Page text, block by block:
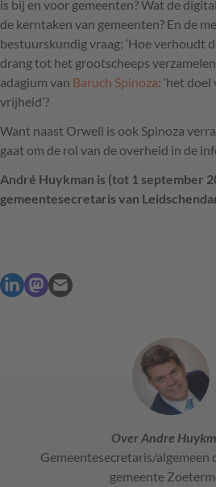
is bij en voor gemeenten? Wat de
de kerntaken van gemeenten? En de
bestuurskundig vraag; ‘Hoe verhoudt
drang tot het grootscheeps
adagium van Baruch Spinoza: ‘het
vrijheid’?
Want naast Orwell is ook Spinoza
gaat om de rol van de overheid in de
André Huykman is (tot 1 september
gemeentesecretaris van
Over Andre
Gemeentesecretaris/algemeen
gemeente